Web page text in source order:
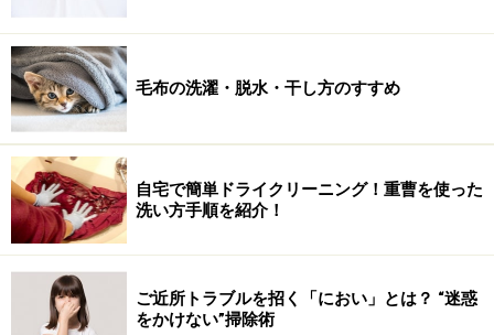
毛布の洗濯・脱水・干し方のすすめ
自宅で簡単ドライクリーニング！重曹を使った
洗い方手順を紹介！
ご近所トラブルを招く「におい」とは？ “迷惑
をかけない”掃除術